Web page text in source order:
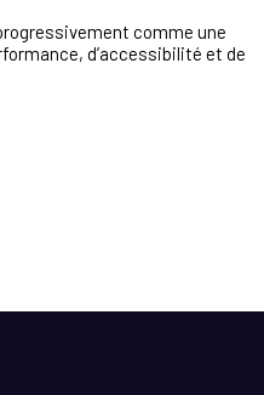
comme une
d’accessibilité et de